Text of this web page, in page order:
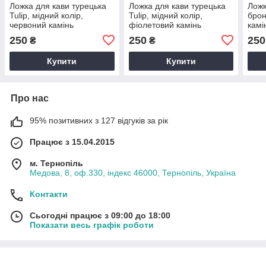
Ложка для кави турецька
Tulip, мідний колір,
червоний камінь
250 ₴
Купити
Ложка для кави турецька
Tulip, мідний колір,
фіолетовий камінь
250₴
Купити
250
Про нас
95% позитивних з 127 відгуків за рік
Працює з 15.04.2015
м. Тернопіль
Медова, 8, оф.330, індекс 46000, Тернопіль, Україна
Контакти
Сьогодні працює з 09:00 до 18:00
Показати весь графік роботи